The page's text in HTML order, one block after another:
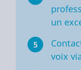
un
5
voix